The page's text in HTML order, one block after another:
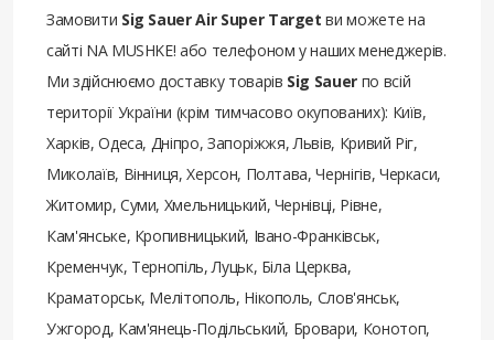
Замовити Sig Sauer Air Super Target ви можете на
сайті NA MUSHKE! або телефоном у наших менеджерів.
Ми здійснюємо доставку товарів Sig Sauer по всій
території України (крім тимчасово окупованих): Київ,
Харків, Одеса, Дніпро, Запоріжжя, Львів, Кривий Ріг,
Миколаїв, Вінниця, Херсон, Полтава, Чернігів, Черкаси,
Житомир, Суми, Хмельницький, Чернівці, Рівне,
Кам'янське, Кропивницький, Івано-Франківськ,
Кременчук, Тернопіль, Луцьк, Біла Церква,
Краматорськ, Мелітополь, Нікополь, Слов'янськ,
Ужгород, Кам'янець-Подільський, Бровари, Конотоп,